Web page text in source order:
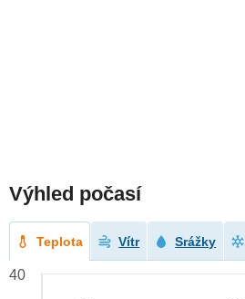
Výhled počasí
Teplota Vítr Srážky
40